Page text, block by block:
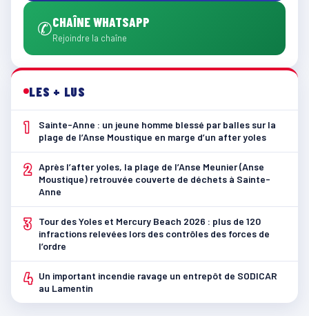
✆CHAÎNE WHATSAPP
Rejoindre la chaîne
LES + LUS
1
Sainte-Anne : un jeune homme blessé par balles sur la
plage de l’Anse Moustique en marge d’un after yoles
2 Après l’after yoles, la plage de l’Anse Meunier (Anse
Moustique) retrouvée couverte de déchets à Sainte-
Anne
3
Tour des Yoles et Mercury Beach 2026 : plus de 120
infractions relevées lors des contrôles des forces de
l’ordre
4 Un important incendie ravage un entrepôt de SODICAR
au Lamentin